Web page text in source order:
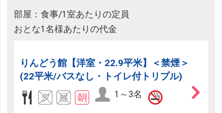
部屋：食事/1室あたりの定員
おとな1名様あたりの代金
りんどう館【洋室・22.9平米】＜禁煙＞
(22平米/バスなし・トイレ付トリプル)
1～3名